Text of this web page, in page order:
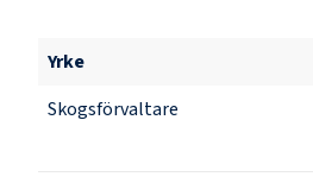
Yrke
Skogsförvaltare